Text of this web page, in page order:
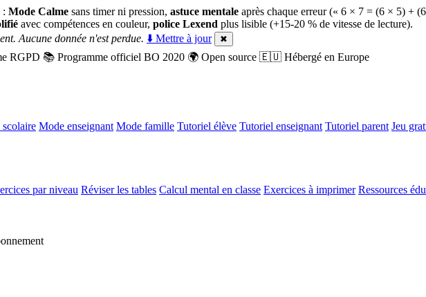
: Mode Calme sans timer ni pression, astuce mentale après chaque erreur (« 6 × 7 = (6 × 5) +
avec compétences en couleur, police Lexend plus lisible (+15-20 % de vitesse de lecture).
Aucune donnée n'est perdue. ⬇️ Mettre à jour ✖
RGPD 📚 Programme officiel BO 2020 🌍 Open source 🇪🇺 Hébergé en Europe
scolaire Mode enseignant Mode famille Tutoriel élève Tutoriel enseignant Tutoriel parent Jeu
par niveau Réviser les tables Calcul mental en classe Exercices à imprimer Ressources